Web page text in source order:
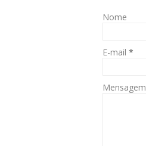
Nome
E-mail *
Mensagem